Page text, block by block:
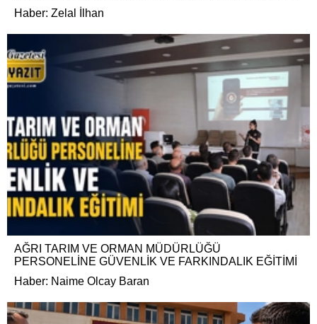
Haber: Zelal İlhan
AĞRI TARIM VE ORMAN MÜDÜRLÜĞÜ
PERSONELİNE GÜVENLİK VE FARKINDALIK EĞİTİMİ
Haber: Naime Olcay Baran